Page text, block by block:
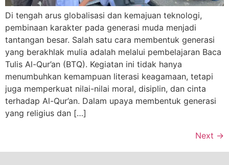
Di tengah arus globalisasi dan kemajuan teknologi,
pembinaan karakter pada generasi muda menjadi
tantangan besar. Salah satu cara membentuk generasi
yang berakhlak mulia adalah melalui pembelajaran Baca
Tulis Al-Qur’an (BTQ). Kegiatan ini tidak hanya
menumbuhkan kemampuan literasi keagamaan, tetapi
juga memperkuat nilai-nilai moral, disiplin, dan cinta
terhadap Al-Qur’an. Dalam upaya membentuk generasi
yang religius dan […]
Next →